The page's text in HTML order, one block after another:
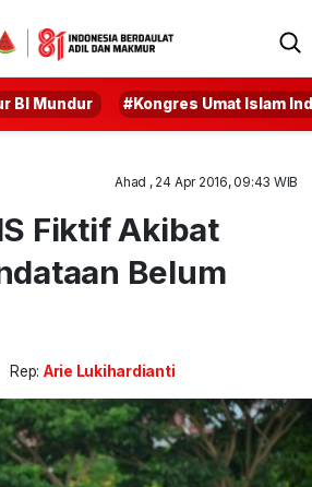
BI Mundur #Kongres Umat Islam
Ahad , 24 Apr 2016, 09:43 WIB
Fiktif Akibat
Belum
Rep: Arie Lukihardianti